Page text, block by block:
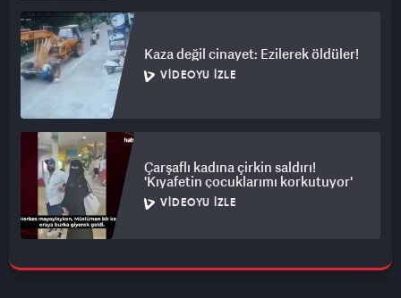
Kaza değil cinayet: Ezilerek öldüler!
VIDEOYU İZLE
Çarşaflı kadına çirkin saldırı!
'Kıyafetin çocuklarımı korkutuyor'
VIDEOYU İZLE